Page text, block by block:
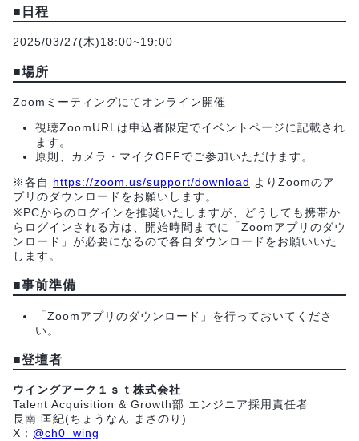
■日程
2025/03/27(木)18:00~19:00
■場所
Zoomミーティングにてオンライン開催
視聴ZoomURLは申込者限定でイベントページに記載され
ます。
原則、カメラ・マイクOFFでご参加いただけます。
※各自 https://zoom.us/support/download よりZoomのア
プリのダウンロードをお願いします。
※PCからのログインを推奨いたしますが、どうしても携帯か
らログインされる方は、開始時間までに「Zoomアプリのダウ
ンロード」が必要になるので各自ダウンロードをお願いいた
します。
■事前準備
「Zoomアプリのダウンロード」を行っておいてくださ
い。
■登壇者
ウイングアーク１ｓｔ株式会社
Talent Acquisition & Growth部 エンジニア採用責任者
長南 匡紀(ちょうなん まさのり)
X： @ch0_wing